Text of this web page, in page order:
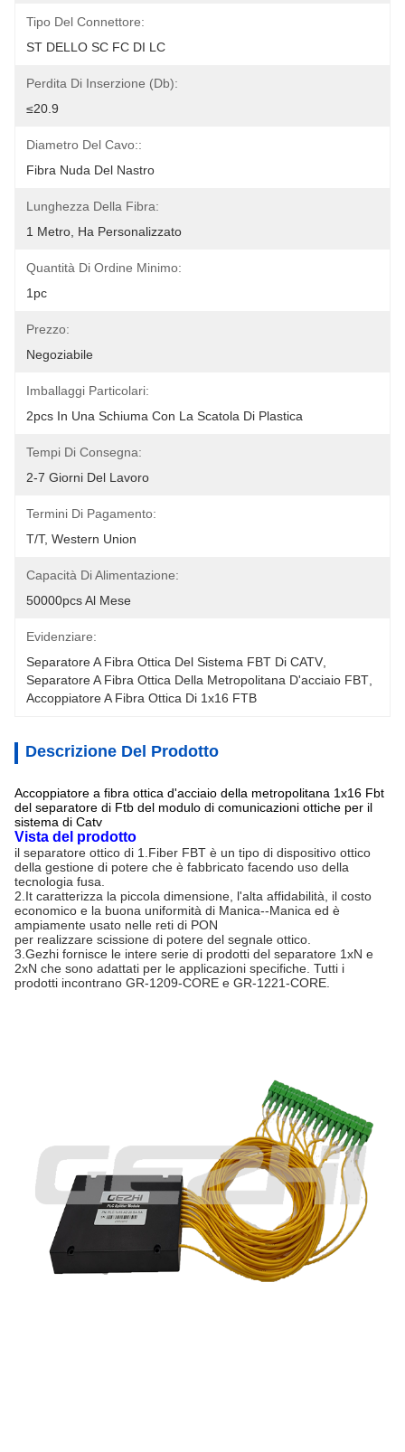
Tipo Del Connettore:
ST DELLO SC FC DI LC
Perdita Di Inserzione (db):
≤20.9
Diametro Del Cavo::
Fibra Nuda Del Nastro
Lunghezza Della Fibra:
1 Metro, Ha Personalizzato
Quantità Di Ordine Minimo:
1pc
Prezzo:
Negoziabile
Imballaggi Particolari:
2pcs In Una Schiuma Con La Scatola Di Plastica
Tempi Di Consegna:
2-7 Giorni Del Lavoro
Termini Di Pagamento:
T/T, Western Union
Capacità Di Alimentazione:
50000pcs Al Mese
Evidenziare:
Separatore A Fibra Ottica Del Sistema FBT Di CATV
Separatore A Fibra Ottica Della Metropolitana D'acciaio FBT
Accoppiatore A Fibra Ottica Di 1x16 FTB
Descrizione Del Prodotto
Accoppiatore a fibra ottica d'acciaio della metropolitana 1x16 Fbt
del separatore di Ftb del modulo di comunicazioni ottiche per il
sistema di Catv
Vista del prodotto
il separatore ottico di 1.Fiber FBT è un tipo di dispositivo ottico
della gestione di potere che è fabbricato facendo uso della
tecnologia fusa.
2.It caratterizza la piccola dimensione, l'alta affidabilità, il costo
economico e la buona uniformità di Manica--Manica ed è
ampiamente usato nelle reti di PON
per realizzare scissione di potere del segnale ottico.
3.Gezhi fornisce le intere serie di prodotti del separatore 1xN e
2xN che sono adattati per le applicazioni specifiche. Tutti i
prodotti incontrano GR-1209-CORE e GR-1221-CORE.